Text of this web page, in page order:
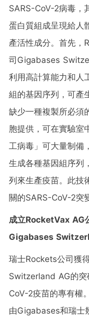
SARS-CoV-2病毒，
蛋白質組成呈現給人
產活性成分。首先，
司Gigabases
利用高計算能力和人
組的基因序列，可產
缺少一種複製所必須
胞提供，可在實驗室
工病毒」可大量制備
生成各種基因組序列
列來生產疫苗。此技
關的SARS-CoV-2突
成立RocketVax AG
Gigabases
瑞士Rockets公司獲
Switzerland AG的突
CoV-2疫苗的專有權
由Gigabases和瑞士